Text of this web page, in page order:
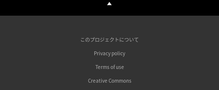
このプロジェクトについて
Privacy policy
Terms of use
Creative Commons